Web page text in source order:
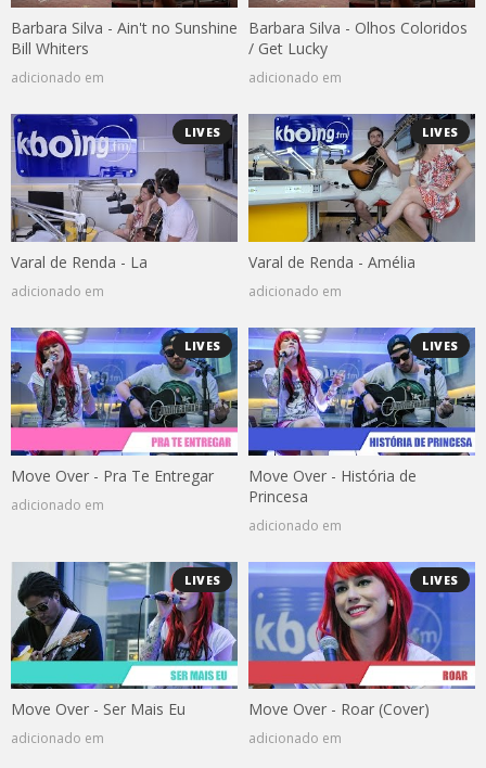
Barbara Silva - Ain't no Sunshine
Bill Whiters
adicionado em
Barbara Silva - Olhos Coloridos
/ Get Lucky
adicionado em
LIVES
Varal de Renda - La
adicionado em
LIVES
Varal de Renda - Amélia
adicionado em
LIVES
Move Over - Pra Te Entregar
adicionado em
LIVES
Move Over - História de
Princesa
adicionado em
LIVES
Move Over - Ser Mais Eu
adicionado em
LIVES
Move Over - Roar (Cover)
adicionado em